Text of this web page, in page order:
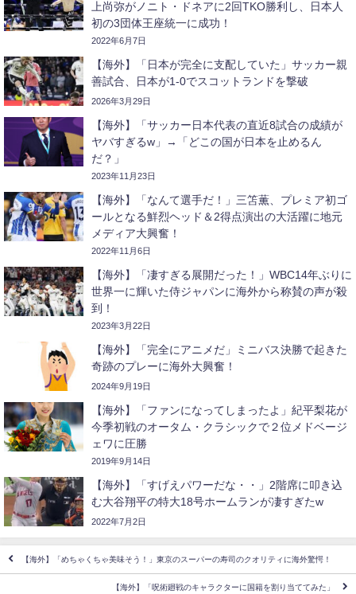
上尚弥がノニト・ドネアに2回TKO勝利し、日本人
初の3団体王座統一に成功！
2022年6月7日
【海外】「日本が完全に支配していた」サッカー親
善試合、日本が1-0でスコットランドを撃破
2026年3月29日
【海外】「サッカー日本代表の直近8試合の成績が
ヤバすぎるw」→「どこの国が日本を止めるん
だ？」
2023年11月23日
【海外】「なんて選手だ！」三笘薫、プレミア初ゴ
ールとなる鮮烈ヘッド＆2得点演出の大活躍に地元
メディア大興奮！
2022年11月6日
【海外】「凄すぎる展開だった！」WBC14年ぶりに
世界一に輝いた侍ジャパンに海外から称賛の声が殺
到！
2023年3月22日
【海外】「完全にアニメだ」ミニバス決勝で起きた
奇跡のプレーに海外大興奮！
2024年9月19日
【海外】「ファンになってしまったよ」紀平梨花が
今季初戦のオータム・クラシックで２位メドベージ
ェワに圧勝
2019年9月14日
【海外】「すげえパワーだな・・」2階席に叩き込
む大谷翔平の特大18号ホームランが凄すぎたw
2022年7月2日
【海外】「めちゃくちゃ美味そう！」東京のスーパーの寿司のクオリティに海外驚愕！
【海外】「呪術廻戦のキャラクターに国籍を割り当ててみた」